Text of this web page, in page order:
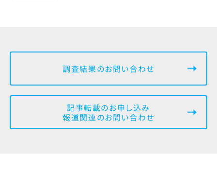
調査結果のお問い合わせ
記事転載のお申し込み
報道関連のお問い合わせ